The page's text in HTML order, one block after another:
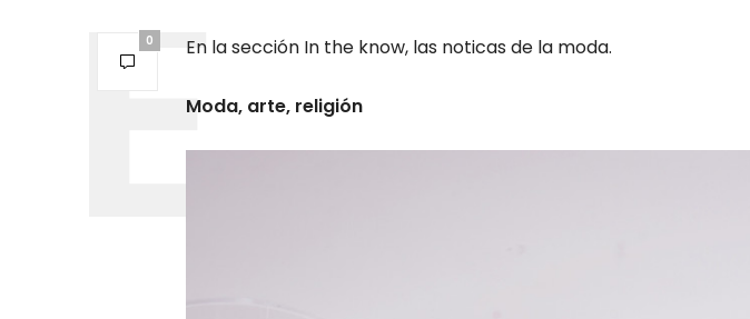
0 En la sección In the know, las noticas de la moda.
Moda, arte, religión